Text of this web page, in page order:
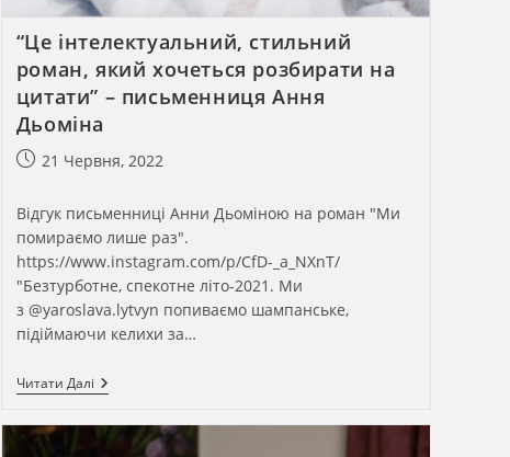
“Це інтелектуальний, стильний
роман, який хочеться розбирати на
цитати” – письменниця Ання
Дьоміна
Запис21 Червня, 2022
Відгук письменниці Анни Дьоміною на роман "Ми
помираємо лише раз".
https://www.instagram.com/p/CfD-_a_NXnT/
"Безтурботне, спекотне літо-2021. Ми
з @yaroslava.lytvyn попиваємо шампанське,
підіймаючи келихи за…
Читати Далі“Це
Інтелектуальний,
Роман,